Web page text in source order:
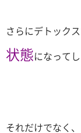
さらにデトック
状態になって
それだけでなく